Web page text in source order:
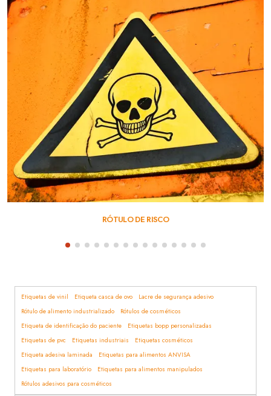
RÓTULO DE RISCO
Etiquetas de vinil Etiqueta casca de ovo
Lacre de segurança adesivo
Rótulo de alimento industrializado
Rótulos de cosméticos
Etiqueta de identificação do paciente
Etiquetas bopp personalizadas
Etiquetas de pvc
Etiquetas industriais
Etiquetas cosméticos
Etiqueta adesiva laminada
Etiquetas para alimentos ANVISA
Etiquetas para laboratório
Etiquetas para alimentos manipulados
Rótulos adesivos para cosméticos